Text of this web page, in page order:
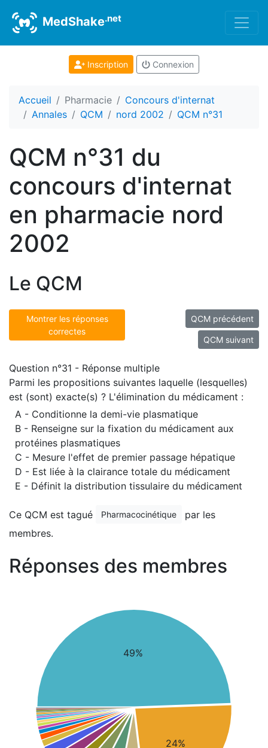
MedShake.net
Inscription Connexion
Accueil Pharmacie
Concours d'internat
Annales
QCM nord 2002 QCM n°31
QCM n°31 du
concours d'internat
en pharmacie nord
2002
Le QCM
Montrer les réponses
correctes
QCM précédent
QCM suivant
Question n°31 - Réponse multiple
Parmi les propositions suivantes laquelle (lesquelles)
est (sont) exacte(s) ? L'élimination du médicament :
A - Conditionne la demi-vie plasmatique
B - Renseigne sur la fixation du médicament aux
protéines plasmatiques
C - Mesure l'effet de premier passage hépatique
D - Est liée à la clairance totale du médicament
E - Définit la distribution tissulaire du médicament
Ce QCM est tagué Pharmacocinétique
par les
membres.
Réponses des membres
49%
24%